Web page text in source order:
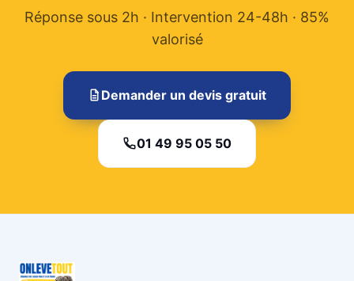
Réponse sous 2h · Intervention 24-48h · 85%
valorisé
Demander un devis gratuit
01 49 95 05 50